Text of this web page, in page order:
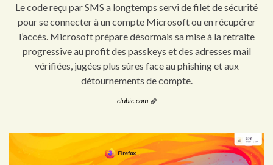
Le code reçu par SMS a longtemps servi de filet de sécurité
pour se connecter à un compte Microsoft ou en récupérer
l’accès. Microsoft prépare désormais sa mise à la retraite
progressive au profit des passkeys et des adresses mail
vérifiées, jugées plus sûres face au phishing et aux
détournements de compte.
clubic.com